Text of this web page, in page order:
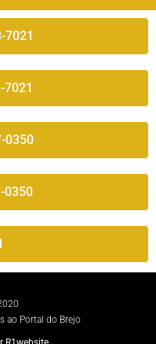
7021
7021
0350
0350
ao Portal do Brejo